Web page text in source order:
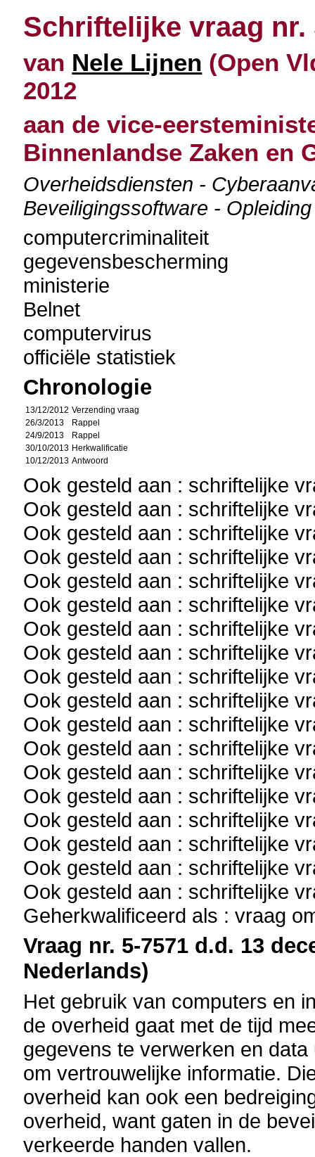
Schriftelijke vraag nr.
van Nele Lijnen (Open
2012
aan de vice-
Binnenlandse Zaken en
Overheidsdiensten -
Beveiligingssoftware -
computercriminaliteit
gegevensbescherming
ministerie
Belnet
computervirus
officiële statistiek
Chronologie
13/12/2012 Verzending vraag
26/3/2013
Rappel
24/9/2013
Rappel
30/10/2013 Herkwalificatie
10/12/2013 Antwoord
Ook gesteld aan : schriftelijke
Ook gesteld aan : schriftelijke
Ook gesteld aan : schriftelijke
Ook gesteld aan : schriftelijke
Ook gesteld aan : schriftelijke
Ook gesteld aan : schriftelijke
Ook gesteld aan : schriftelijke
Ook gesteld aan : schriftelijke
Ook gesteld aan : schriftelijke
Ook gesteld aan : schriftelijke
Ook gesteld aan : schriftelijke
Ook gesteld aan : schriftelijke
Ook gesteld aan : schriftelijke
Ook gesteld aan : schriftelijke
Ook gesteld aan : schriftelijke
Ook gesteld aan : schriftelijke
Ook gesteld aan : schriftelijke
Ook gesteld aan : schriftelijke
Geherkwalificeerd als : vraag
Vraag nr. 5-7571 d.d. 13
Nederlands)
Het gebruik van computers en
de overheid gaat met de tijd
gegevens te verwerken en
om vertrouwelijke informatie.
overheid kan ook een
overheid, want gaten in de
verkeerde handen vallen.